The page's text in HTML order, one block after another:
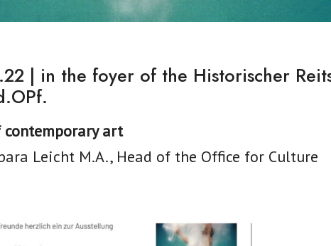
| in the foyer of the Historischer
art
Leicht M.A., Head of the Office for Culture